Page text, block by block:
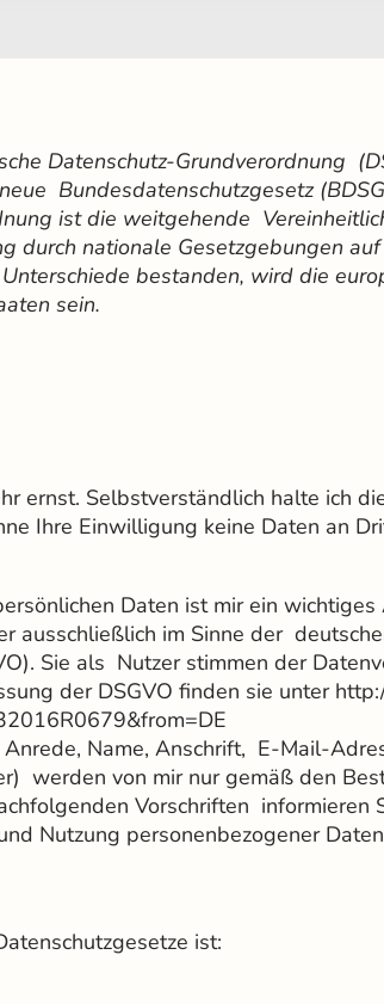
Datenschutz-Grundverordnung
Bundesdatenschutzgesetz
ist die weitgehende
durch nationale Gesetzgebungen
bestanden, wird die
sein.
ernst. Selbstverständlich halte ich
Ihre Einwilligung keine Daten an
Daten ist mir ein
ausschließlich im Sinne der
Sie als Nutzer stimmen der
der DSGVO finden sie unter
Name, Anschrift, E-Mail-
werden von mir nur gemäß den
Vorschriften informieren
Nutzung personenbezogener
ist: